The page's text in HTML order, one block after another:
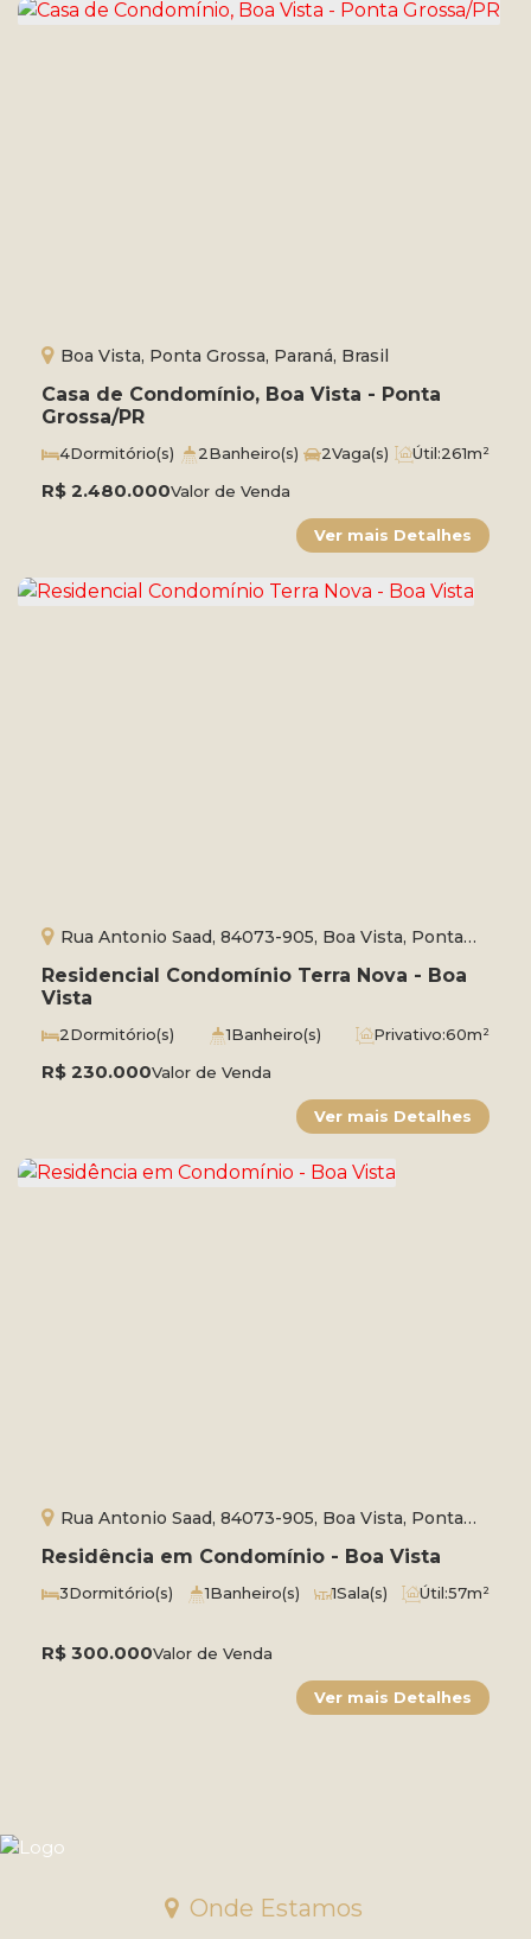
Casa de Condomínio, Boa Vista - Ponta
Grossa/PR
R$ 2.480.000Valor de Venda
Boa Vista, Ponta Grossa, Paraná, Brasil
4Dormitório(s) 2Banheiro(s) 2Vaga(s) Útil:261m²
Residencial Condomínio Terra Nova - Boa
Vista
R$ 230.000Valor de Venda
Rua Antonio Saad, 84073-905, Boa Vista, Ponta
Grossa, Paraná, Brasil
2Dormitório(s) 1Banheiro(s) Privativo:60m²
Residência em Condomínio - Boa Vista
R$ 300.000Valor de Venda
Rua Antonio Saad, 84073-905, Boa Vista, Ponta
Grossa, Paraná, Brasil
3Dormitório(s) 1Banheiro(s) 1Sala(s) Útil:57m²
Onde Estamos